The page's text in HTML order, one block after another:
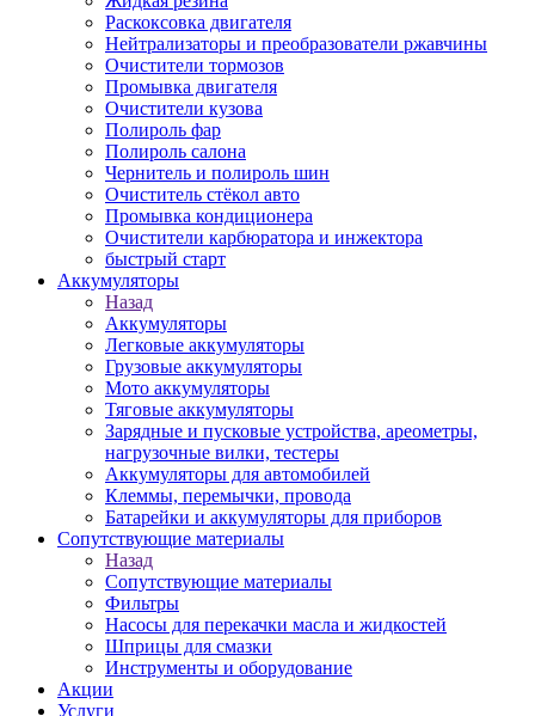
Раскоксовка двигателя
Нейтрализаторы и преобразователи ржавчины
Очистители тормозов
Промывка двигателя
Очистители кузова
Полироль фар
Полироль салона
Чернитель и полироль шин
Очиститель стёкол авто
Промывка кондиционера
Очистители карбюратора и инжектора
быстрый старт
Аккумуляторы
Назад
Аккумуляторы
Легковые аккумуляторы
Грузовые аккумуляторы
Мото аккумуляторы
Тяговые аккумуляторы
Зарядные и пусковые устройства, ареометры,
нагрузочные вилки, тестеры
Аккумуляторы для автомобилей
Клеммы, перемычки, провода
Батарейки и аккумуляторы для приборов
Сопутствующие материалы
Назад
Сопутствующие материалы
Фильтры
Насосы для перекачки масла и жидкостей
Шприцы для смазки
Инструменты и оборудование
Акции
Услуги